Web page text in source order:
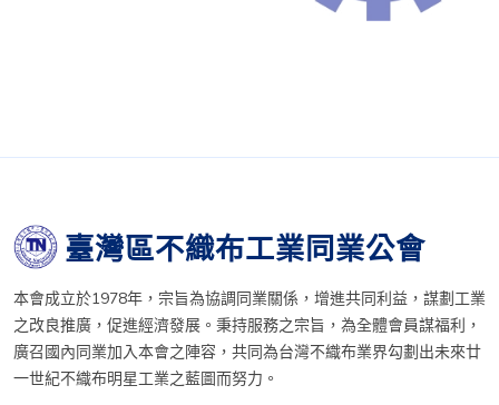
臺灣區不織布工業同業公會
本會成立於1978年，宗旨為協調同業關係，增進共同利益，謀劃工業
之改良推廣，促進經濟發展。秉持服務之宗旨，為全體會員謀福利，
廣召國內同業加入本會之陣容，共同為台灣不織布業界勾劃出未來廿
一世紀不織布明星工業之藍圖而努力。